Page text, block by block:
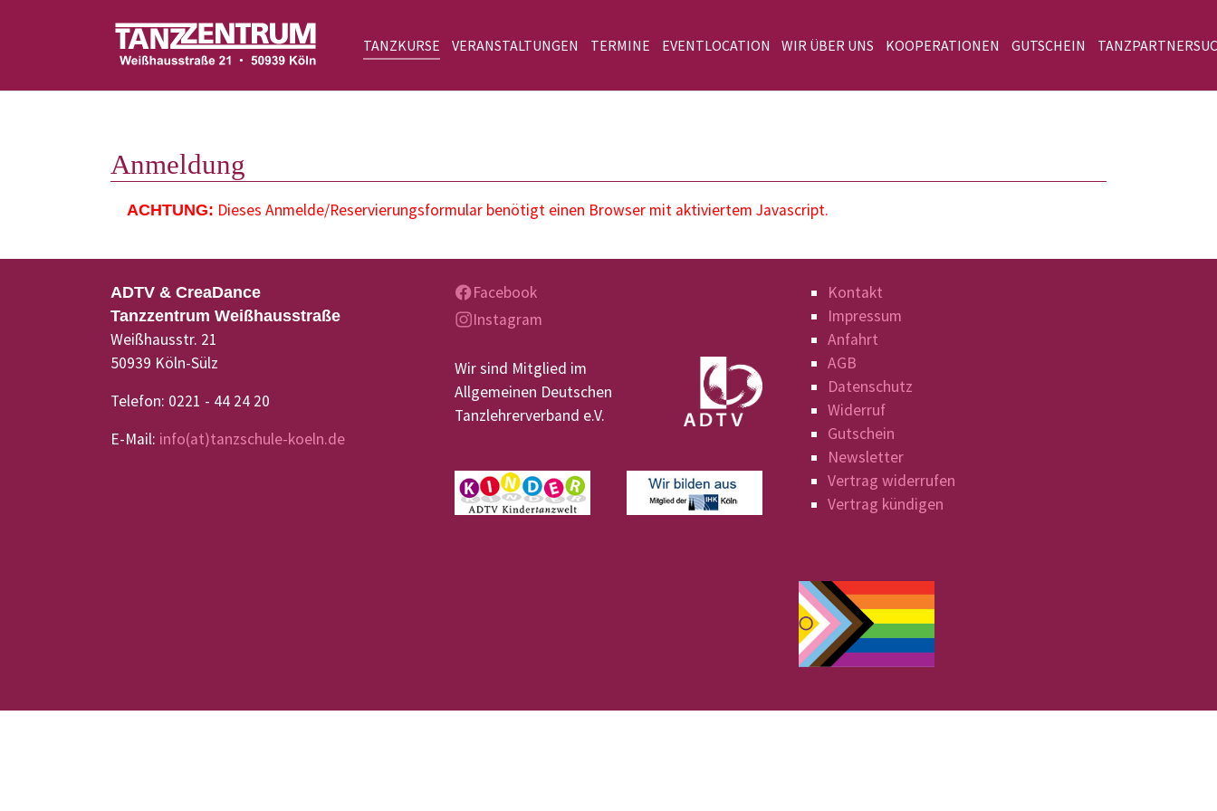
TANZKURSE VERANSTALTUNGEN TERMINE EVENTLOCATION WIR ÜBER UNS KOOPERATIONEN GUTSCHEIN
Anmeldung
ACHTUNG: Dieses Anmelde/Reservierungsformular benötigt einen Browser mit aktiviertem Javascript.
ADTV & CreaDance
Tanzzentrum Weißhausstraße
Weißhausstr. 21
50939 Köln-Sülz
Telefon: 0221 - 44 24 20
E-Mail: info(at)tanzschule-koeln.de
Facebook
Instagram
Wir sind Mitglied im
Allgemeinen Deutschen
Tanzlehrerverband e.V.
Kontakt
Impressum
Anfahrt
AGB
Datenschutz
Widerruf
Gutschein
Newsletter
Vertrag widerrufen
Vertrag kündigen